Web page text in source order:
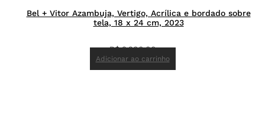
Bel + Vitor Azambuja, Vertigo, Acrílica e bordado sobre
tela, 18 x 24 cm, 2023
R$3.200,00
Adicionar ao carrinho